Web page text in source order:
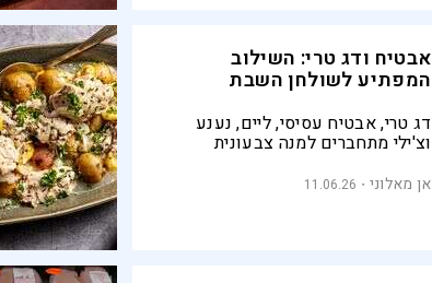
אבטיח ודג טרי: השילוב
המפתיע לשולחן השבת
דג טרי, אבטיח עסיסי, ליים, נענע
וצ'ילי מתחברים למנה צבעונית
ומתאימה במיוחד לפתיחת ארוחת
אן מאלוני 11.06.26